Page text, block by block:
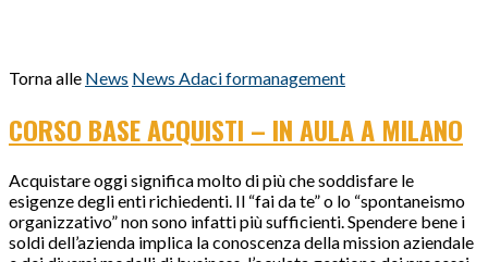
Torna alle News News Adaci formanagement
CORSO BASE ACQUISTI – IN AULA A MILANO
Acquistare oggi significa molto di più che soddisfare le
esigenze degli enti richiedenti. Il “fai da te” o lo “spontaneismo
organizzativo” non sono infatti più sufficienti. Spendere bene i
soldi dell’azienda implica la conoscenza della mission aziendale